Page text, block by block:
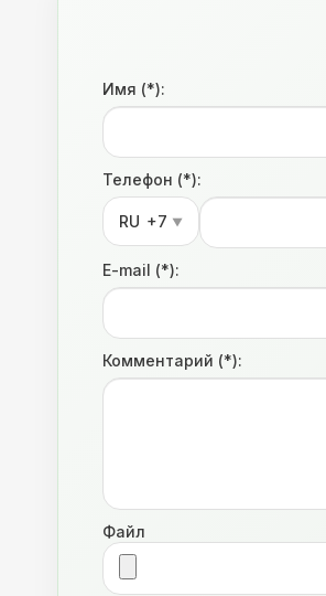
Имя (*):
Телефон (*):
RU +7 ▼
E-mail (*):
Комментарий (*):
Файл